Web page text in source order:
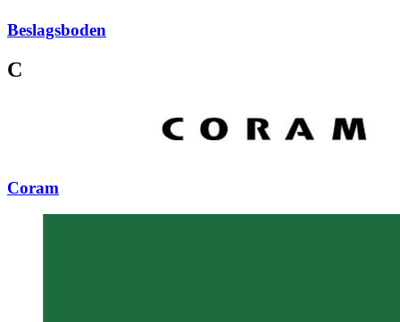
Beslagsboden
C
Coram